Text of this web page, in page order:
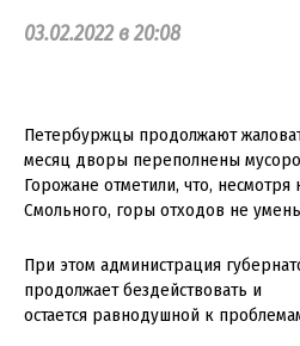
03.02.2022 в 20:08
Петербуржцы продолжают
месяц дворы переполнены
Горожане отметили, что,
Смольного, горы отходов не
При этом администрация
продолжает бездействовать и
остается равнодушной к